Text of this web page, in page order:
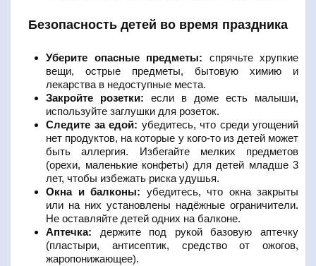
Безопасность детей во время праздника
Уберите опасные предметы: спрячьте хрупкие
вещи, острые предметы, бытовую химию и
лекарства в недоступные места.
Закройте розетки: если в доме есть малыши,
используйте заглушки для розеток.
Следите за едой: убедитесь, что среди угощений
нет продуктов, на которые у кого-то из детей может
быть аллергия. Избегайте мелких предметов
(орехи, маленькие конфеты) для детей младше 3
лет, чтобы избежать риска удушья.
Окна и балконы: убедитесь, что окна закрыты
или на них установлены надёжные ограничители.
Не оставляйте детей одних на балконе.
Аптечка: держите под рукой базовую аптечку
(пластыри, антисептик, средство от ожогов,
жаропонижающее).